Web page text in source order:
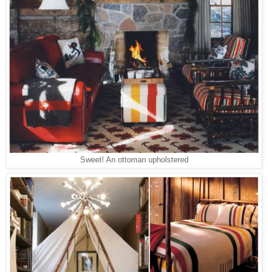
Sweet! An ottoman upholstered